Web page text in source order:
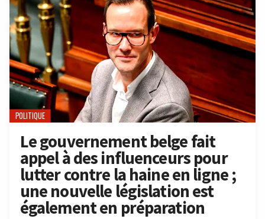
POLITIQUE
Le gouvernement belge fait
appel à des influenceurs pour
lutter contre la haine en ligne ;
une nouvelle législation est
également en préparation